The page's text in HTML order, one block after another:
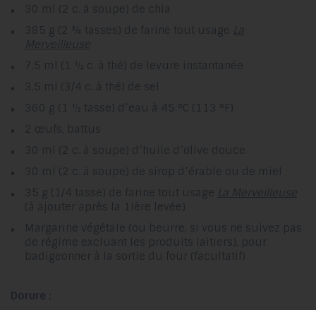
30 ml (2 c. à soupe) de chia
385 g (2 ¾ tasses) de farine tout usage La
Merveilleuse
7,5 ml (1 ½ c. à thé) de levure instantanée
3,5 ml (3/4 c. à thé) de sel
360 g (1 ½ tasse) d’eau à 45 °C (113 °F)
2 œufs, battus
30 ml (2 c. à soupe) d’huile d’olive douce
30 ml (2 c. à soupe) de sirop d’érable ou de miel
35 g (1/4 tasse) de farine tout usage La Merveilleuse
(à ajouter après la 1ière levée)
Margarine végétale (ou beurre, si vous ne suivez pas
de régime excluant les produits laitiers), pour
badigeonner à la sortie du four (facultatif)
Dorure :